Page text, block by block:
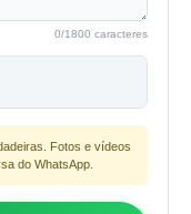
0/1800 caracteres
Fotos e vídeos
do WhatsApp.